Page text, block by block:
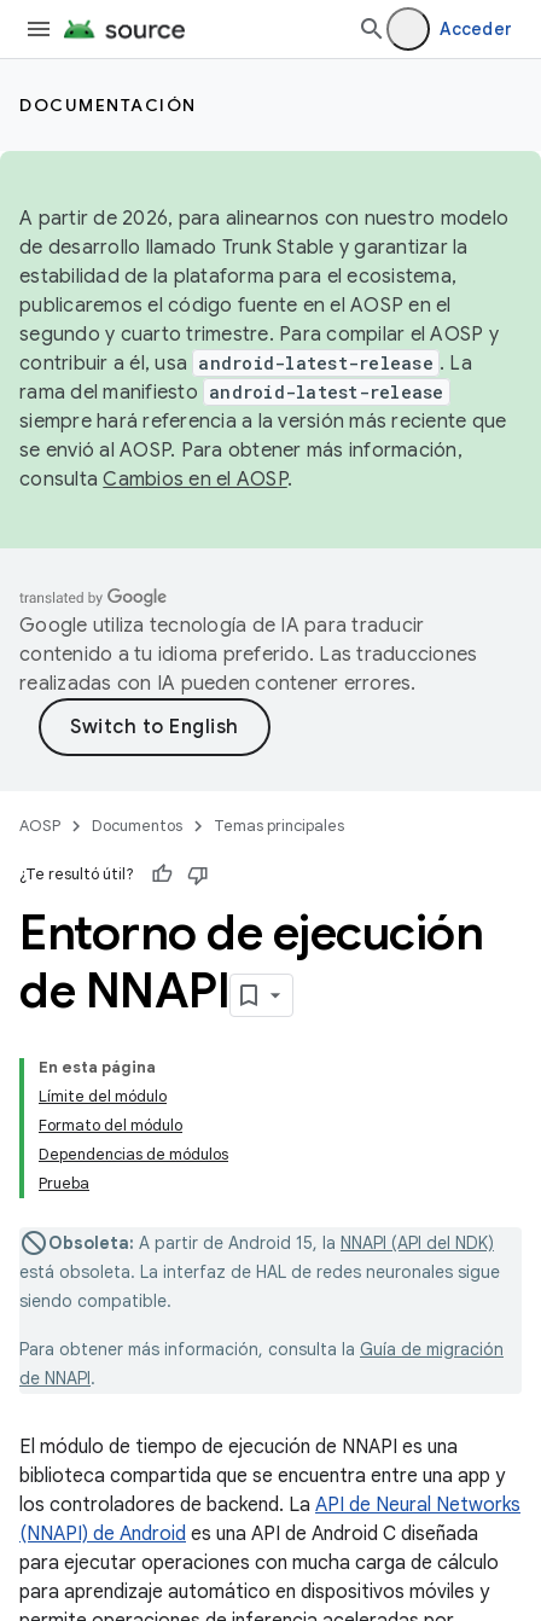
Acceder
DOCUMENTACIÓN
A partir de 2026, para alinearnos con nuestro modelo
de desarrollo llamado Trunk Stable y garantizar la
estabilidad de la plataforma para el ecosistema,
publicaremos el código fuente en el AOSP en el
segundo y cuarto trimestre. Para compilar el AOSP y
contribuir a él, usa android-latest-release . La
rama del manifiesto android-latest-release
siempre hará referencia a la versión más reciente que
se envió al AOSP. Para obtener más información,
consultaCambios en el AOSP.
Google utiliza tecnología de IA para traducir
contenido a tu idioma preferido. Las traducciones
realizadas con IA pueden contener errores.
AOSP Documentos Temas principales
¿Te resultó útil?
Entorno de ejecución
de NNAPI
En esta página
Límite del módulo
Formato del módulo
Dependencias de módulos
Prueba
Obsoleta: A partir de Android 15, la NNAPI (API del NDK)
está obsoleta. La interfaz de HAL de redes neuronales sigue
siendo compatible.
Para obtener más información, consulta la Guía de migración
de NNAPI.
El módulo de tiempo de ejecución de NNAPI es una
biblioteca compartida que se encuentra entre una app y
los controladores de backend. La API de Neural Networks
(NNAPI) de Android es una API de Android C diseñada
para ejecutar operaciones con mucha carga de cálculo
para aprendizaje automático en dispositivos móviles y